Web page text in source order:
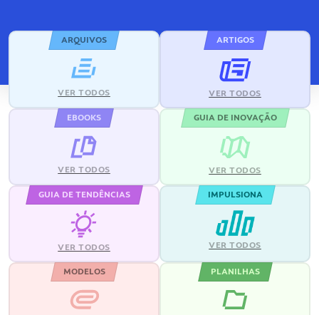
ARQUIVOS
VER TODOS
ARTIGOS
VER TODOS
EBOOKS
VER TODOS
GUIA DE INOVAÇÃO
VER TODOS
GUIA DE TENDÊNCIAS
VER TODOS
IMPULSIONA
VER TODOS
MODELOS PLANILHAS